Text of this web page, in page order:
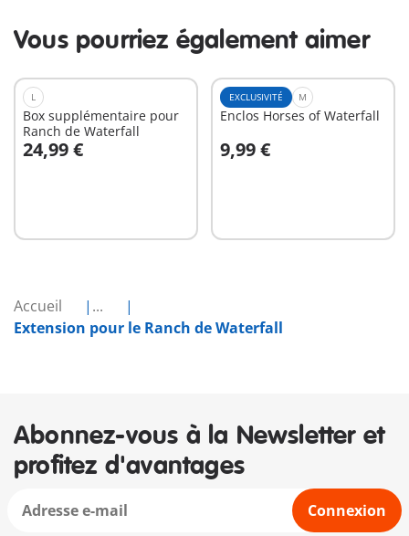
Accueil
...
Extension pour le Ranch de Waterfall
Vous pourriez également aimer
L
Box supplémentaire pour
Ranch de Waterfall
24,99 €
Au panier
EXCLUSIVITÉ M
Enclos Horses of Waterfall
9,99 €
Au panier
Abonnez-vous à la Newsletter et
profitez d'avantages
Connexion